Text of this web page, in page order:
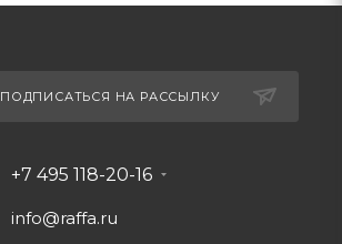
ПОДПИСАТЬСЯ НА РАССЫЛКУ
+7 495 118-20-16
info@raffa.ru